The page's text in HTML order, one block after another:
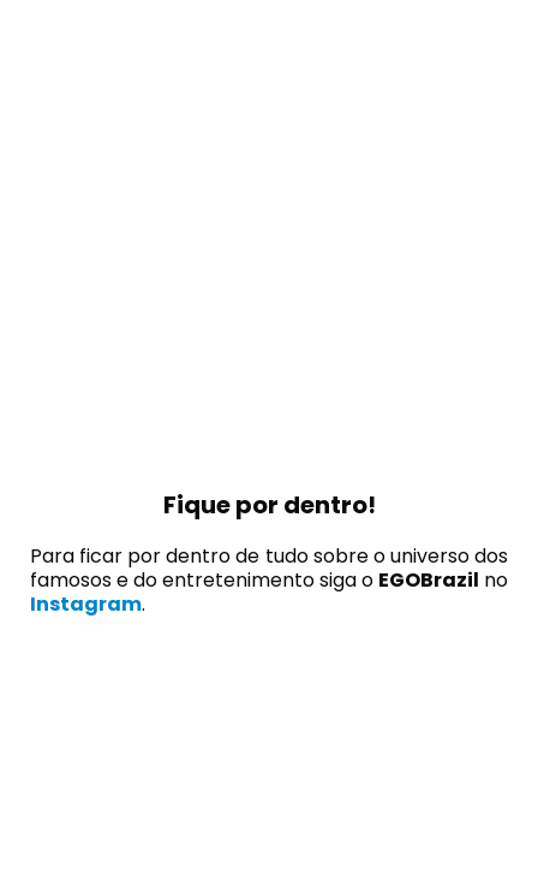
Fique por dentro!
Para ficar por dentro de tudo sobre o universo dos
famosos e do entretenimento siga o EGOBrazil no
Instagram.